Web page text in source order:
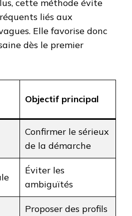
cette méthode évite
liés aux
Elle favorise donc
dès le premier
Objectif principal
Confirmer le sérieux
de la démarche
Éviter les
ambiguïtés
Proposer des profils